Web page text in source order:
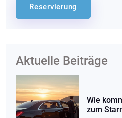
Reservierung
Aktuelle Beiträge
Wie
zum